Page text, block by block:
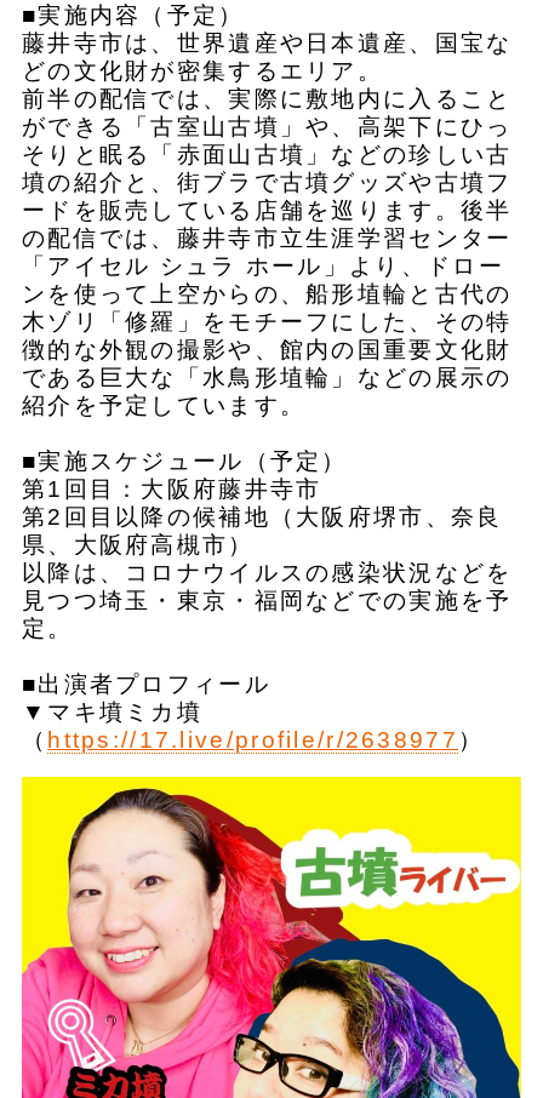
■実施内容（予定）
藤井寺市は、世界遺産や日本遺産、国宝な
どの文化財が密集するエリア。
前半の配信では、実際に敷地内に入ること
ができる「古室山古墳」や、高架下にひっ
そりと眠る「赤面山古墳」などの珍しい古
墳の紹介と、街ブラで古墳グッズや古墳フ
ードを販売している店舗を巡ります。後半
の配信では、藤井寺市立生涯学習センター
「アイセル シュラ ホール」より、ドロー
ンを使って上空からの、船形埴輪と古代の
木ゾリ「修羅」をモチーフにした、その特
徴的な外観の撮影や、館内の国重要文化財
である巨大な「水鳥形埴輪」などの展示の
紹介を予定しています。
■実施スケジュール（予定）
第1回目：大阪府藤井寺市
第2回目以降の候補地（大阪府堺市、奈良
県、大阪府高槻市）
以降は、コロナウイルスの感染状況などを
見つつ埼玉・東京・福岡などでの実施を予
定。
■出演者プロフィール
▼マキ墳ミカ墳
（ https://17.live/profile/r/2638977 ）